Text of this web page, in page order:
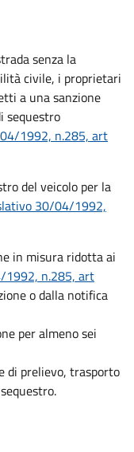
senza la
civile, i proprietari
a una sanzione
sequestro
1992, n.285, art
del veicolo per la
30/04/1992,
in misura ridotta ai
1992, n.285, art
o dalla notifica
per almeno sei
di prelievo, trasporto